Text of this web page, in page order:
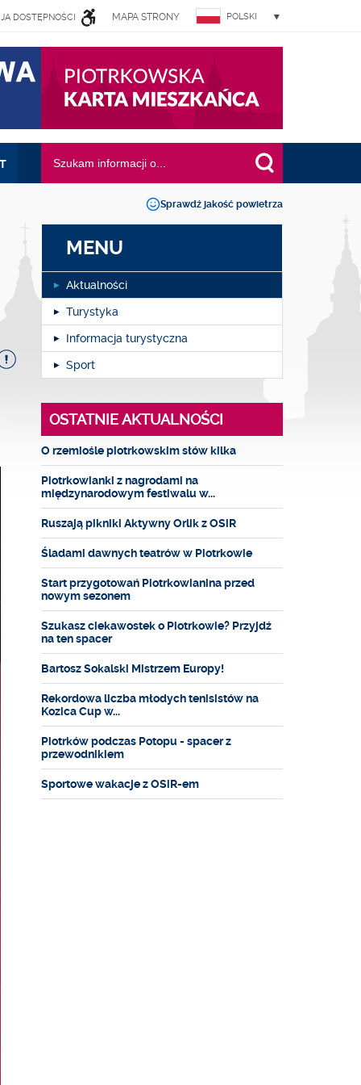
DOSTĘPNOŚCI MAPA STRONY POLSKI
Sprawdź jakość powietrza
MENU
Aktualności
Turystyka
Informacja turystyczna
Sport
OSTATNIE AKTUALNOŚCI
O rzemiośle piotrkowskim słów kilka
Piotrkowianki z nagrodami na
międzynarodowym festiwalu w...
Ruszają pikniki Aktywny Orlik z OSiR
Śladami dawnych teatrów w Piotrkowie
Start przygotowań Piotrkowianina przed
nowym sezonem
Szukasz ciekawostek o Piotrkowie? Przyjdź
na ten spacer
Bartosz Sokalski Mistrzem Europy!
Rekordowa liczba młodych tenisistów na
Kozica Cup w...
Piotrków podczas Potopu - spacer z
przewodnikiem
Sportowe wakacje z OSiR-em